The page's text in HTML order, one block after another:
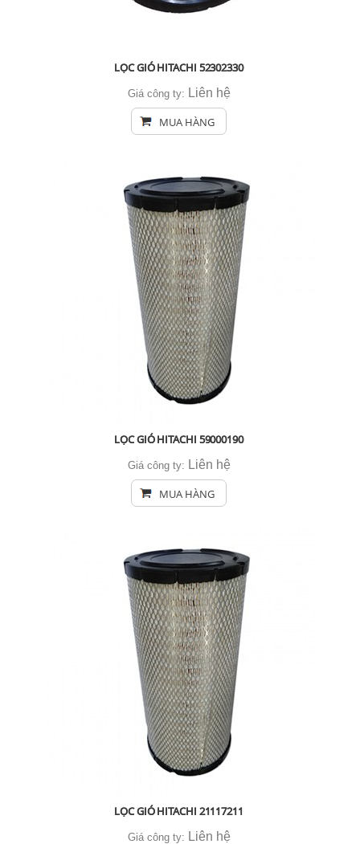
LỌC GIÓ HITACHI 52302330
Giá công ty: Liên hệ
MUA HÀNG
LỌC GIÓ HITACHI 59000190
Giá công ty: Liên hệ
MUA HÀNG
LỌC GIÓ HITACHI 21117211
Giá công ty: Liên hệ